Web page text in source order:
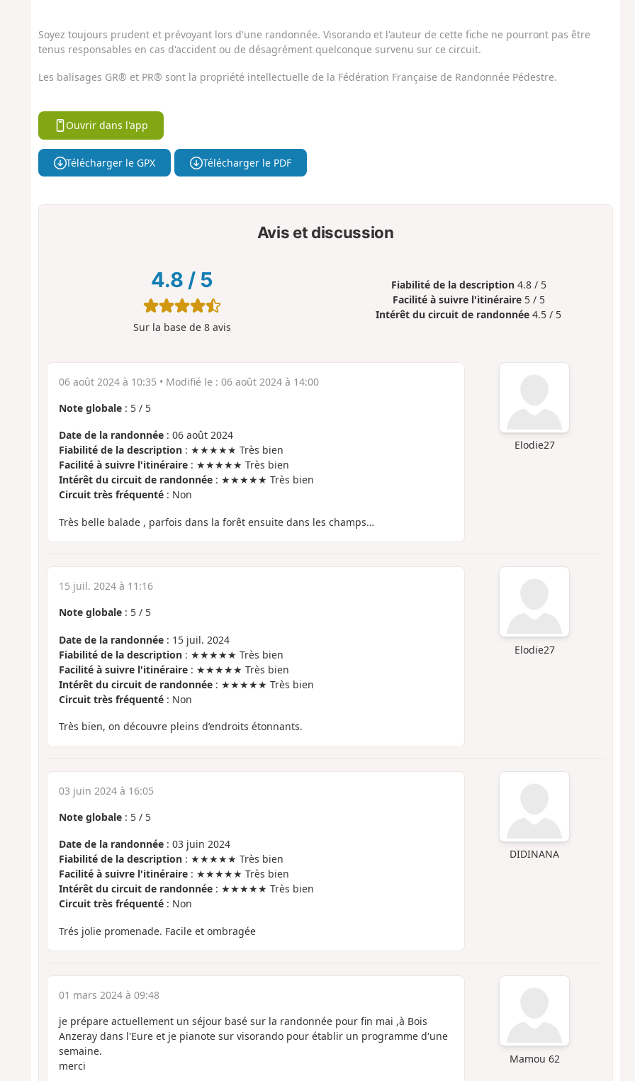
Soyez toujours prudent et prévoyant lors d'une randonnée. Visorando et l'auteur de cette fiche ne pourront pas être
tenus responsables en cas d'accident ou de désagrément quelconque survenu sur ce circuit.
Les balisages GR® et PR® sont la propriété intellectuelle de la Fédération Française de Randonnée Pédestre.
Ouvrir dans l'app
Télécharger le GPX Télécharger le PDF
Avis et discussion
4.8 / 5
Sur la base de 8avis
Fiabilité de la description 4.8 / 5
Facilité à suivre l'itinéraire 5 / 5
Intérêt du circuit de randonnée 4.5 / 5
Elodie27
06 août 2024 à 10:35 • Modifié le : 06 août 2024 à 14:00
Note globale: 5/ 5
Date de la randonnée: 06 août 2024
Fiabilité de la description: ★★★★★ Très bien
Facilité à suivre l'itinéraire: ★★★★★ Très bien
Intérêt du circuit de randonnée: ★★★★★ Très bien
Circuit très fréquenté: Non
Très belle balade , parfois dans la forêt ensuite dans les champs…
Elodie27
15 juil. 2024 à 11:16
Note globale: 5/ 5
Date de la randonnée: 15 juil. 2024
Fiabilité de la description: ★★★★★ Très bien
Facilité à suivre l'itinéraire: ★★★★★ Très bien
Intérêt du circuit de randonnée: ★★★★★ Très bien
Circuit très fréquenté: Non
Très bien, on découvre pleins d’endroits étonnants.
DIDINANA
03 juin 2024 à 16:05
Note globale: 5/ 5
Date de la randonnée: 03 juin 2024
Fiabilité de la description: ★★★★★ Très bien
Facilité à suivre l'itinéraire: ★★★★★ Très bien
Intérêt du circuit de randonnée: ★★★★★ Très bien
Circuit très fréquenté: Non
Trés jolie promenade. Facile et ombragée
Mamou 62
01 mars 2024 à 09:48
je prépare actuellement un séjour basé sur la randonnée pour fin mai ,à Bois
Anzeray dans l'Eure et je pianote sur visorando pour établir un programme d'une
semaine.
merci